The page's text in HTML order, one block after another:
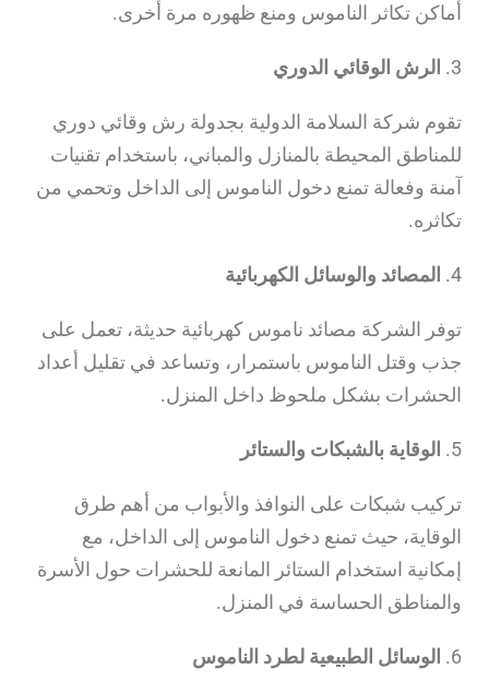
أماكن تكاثر الناموس ومنع ظهوره مرة أخرى.
3. الرش الوقائي الدوري
تقوم شركة السلامة الدولية بجدولة رش وقائي دوري
للمناطق المحيطة بالمنازل والمباني، باستخدام تقنيات
آمنة وفعالة تمنع دخول الناموس إلى الداخل وتحمي من
تكاثره.
4. المصائد والوسائل الكهربائية
توفر الشركة مصائد ناموس كهربائية حديثة، تعمل على
جذب وقتل الناموس باستمرار، وتساعد في تقليل أعداد
الحشرات بشكل ملحوظ داخل المنزل.
5. الوقاية بالشبكات والستائر
تركيب شبكات على النوافذ والأبواب من أهم طرق
الوقاية، حيث تمنع دخول الناموس إلى الداخل، مع
إمكانية استخدام الستائر المانعة للحشرات حول الأسرة
والمناطق الحساسة في المنزل.
6. الوسائل الطبيعية لطرد الناموس